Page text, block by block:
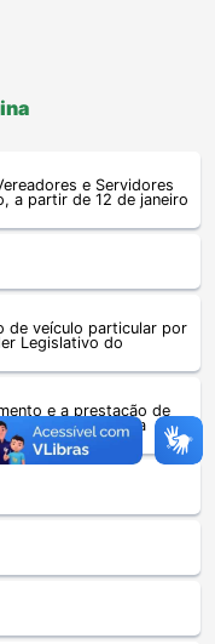
e Servidores
a partir de 12 de janeiro
de veículo particular por
Legislativo do
e a prestação de
da Câmara
providências.